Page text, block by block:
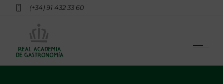
(+34) 91 432 33 60